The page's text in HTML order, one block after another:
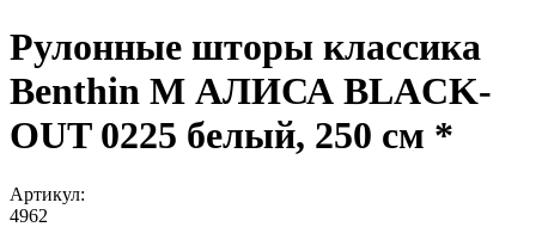
Рулонные шторы классика
Benthin M АЛИСА BLACK-
OUT 0225 белый, 250 см *
Артикул:
4962